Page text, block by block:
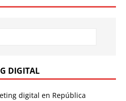
DIGITAL
digital en República